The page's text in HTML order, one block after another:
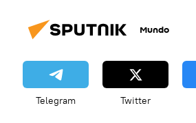
Mundo
Telegram Twitter